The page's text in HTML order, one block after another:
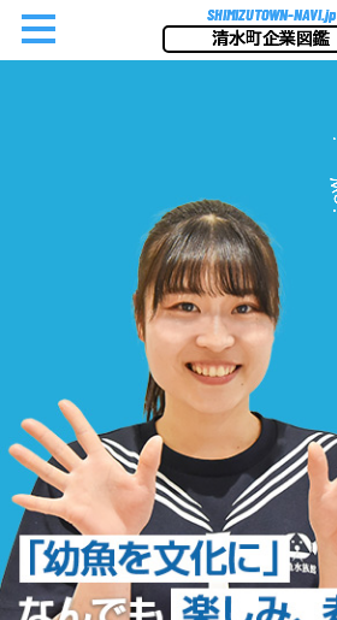
SHIMIZUTOWN-NAVI.jp
清水町企業図鑑